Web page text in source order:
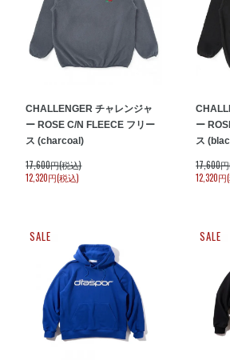
CHALLENGER チャレンジャ
ー ROSE C/N FLEECE フリー
ス (charcoal)
17,600円(税込)
12,320円(税込)
ー
ス
17,600
12,320円
SALE SALE